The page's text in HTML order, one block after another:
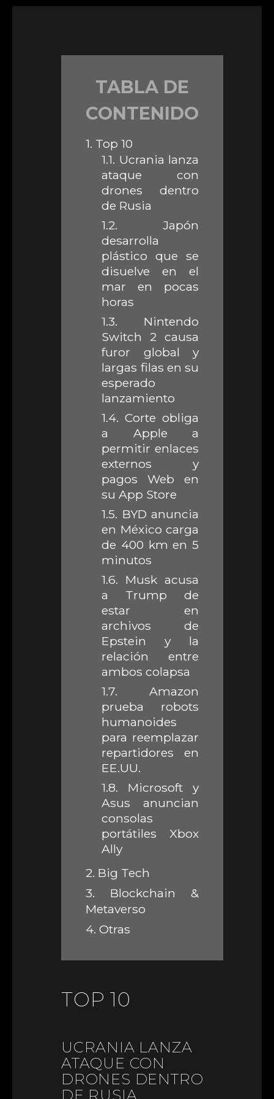
TABLA DE
CONTENIDO
1. Top 10
1.1. Ucrania lanza
ataque con
drones dentro
de Rusia
1.2. Japón
desarrolla
plástico que se
disuelve en el
mar en pocas
horas
1.3. Nintendo
Switch 2 causa
furor global y
largas filas en su
esperado
lanzamiento
1.4. Corte obliga
a Apple a
permitir enlaces
externos y
pagos Web en
su App Store
1.5. BYD anuncia
en México carga
de 400 km en 5
minutos
1.6. Musk acusa
a Trump de
estar en
archivos de
Epstein y la
relación entre
ambos colapsa
1.7. Amazon
prueba robots
humanoides
para reemplazar
repartidores en
EE.UU.
1.8. Microsoft y
Asus anuncian
consolas
portátiles Xbox
Ally
2. Big Tech
3. Blockchain &
Metaverso
4. Otras
TOP 10
UCRANIA LANZA
ATAQUE CON
DRONES DENTRO
DE RUSIA